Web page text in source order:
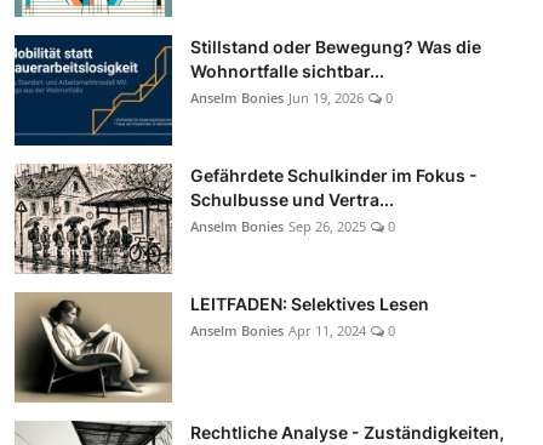
Stillstand oder Bewegung? Was die
Wohnortfalle sichtbar...
Anselm Bonies Jun 19, 2026 0
Gefährdete Schulkinder im Fokus -
Schulbusse und Vertra...
Anselm Bonies Sep 26, 2025 0
LEITFADEN: Selektives Lesen
Anselm Bonies Apr 11, 2024 0
Rechtliche Analyse - Zuständigkeiten,